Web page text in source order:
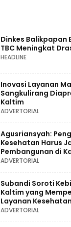
Dinkes Balikpapan
TBC Meningkat
HEADLINE
Inovasi Layanan
Sangkulirang
Kaltim
ADVERTORIAL
Agusriansyah:
Kesehatan Harus
Pembangunan di
ADVERTORIAL
Subandi Soroti
Kaltim yang
Layanan Kesehatan
ADVERTORIAL